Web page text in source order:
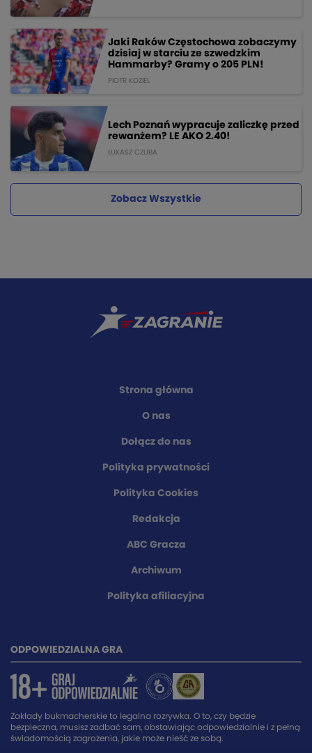
Jaki Raków Częstochowa zobaczymy
dzisiaj w starciu ze szwedzkim
Hammarby? Gramy o 205 PLN!
PIOTR KOZIEL
Lech Poznań wypracuje zaliczkę przed
rewanżem? LE AKO 2.40!
ŁUKASZ CZUBA
Zobacz Wszystkie
Strona główna
O nas
Dołącz do nas
Polityka prywatności
Polityka Cookies
Redakcja
ABC Gracza
Archiwum
Polityka afiliacyjna
ODPOWIEDZIALNA GRA
Zakłady bukmacherskie to legalna rozrywka. O to, czy będzie
bezpieczna, musisz zadbać sam, obstawiając odpowiedzialnie i z pełną
świadomością zagrożenia, jakie może nieść ze sobą.